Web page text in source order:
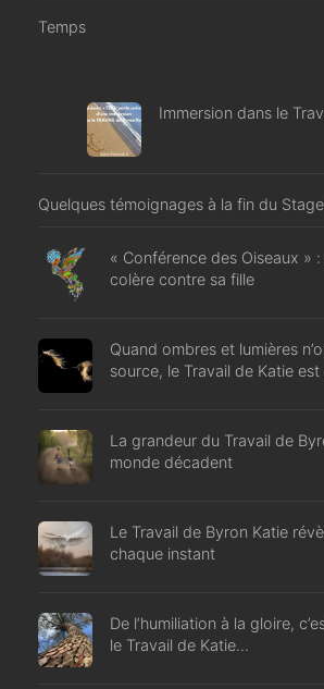
Temps
Immersion dans le
Quelques témoignages à la fin du
« Conférence des Oiseaux »
colère contre sa fille
Quand ombres et lumières
source, le Travail de Katie est
La grandeur du Travail de
monde décadent
Le Travail de Byron Katie
chaque instant
De l’humiliation à la gloire,
le Travail de Katie…